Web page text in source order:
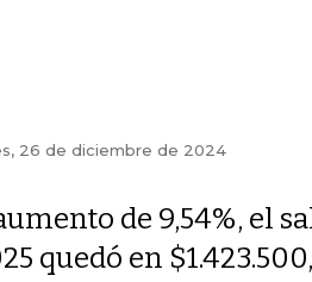
26 de diciembre de 2024
de 9,54%, el
quedó en